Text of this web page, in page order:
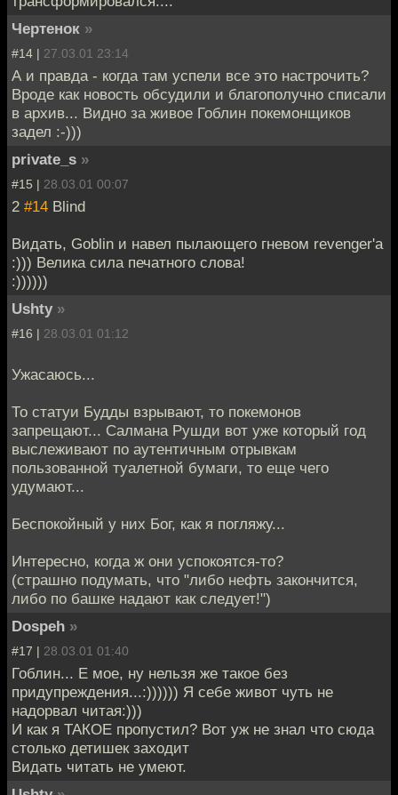
Чертенок »
#14 | 27.03.01 23:14
А и правда - когда там успели все это настрочить?
Вроде как новость обсудили и благополучно списали
в архив... Видно за живое Гоблин покемонщиков
задел :-)))
private_s »
#15 | 28.03.01 00:07
2 #14 Blind
Видать, Goblin и навел пылающего гневом revenger'а
:))) Велика сила печатного слова!
:))))))
Ushty »
#16 | 28.03.01 01:12
Ужасаюсь...
То статуи Будды взрывают, то покемонов
запрещают... Салмана Рушди вот уже который год
выслеживают по аутентичным отрывкам
пользованной туалетной бумаги, то еще чего
удумают...
Беспокойный у них Бог, как я погляжу...
Интересно, когда ж они успокоятся-то?
(страшно подумать, что "либо нефть закончится,
либо по башке надают как следует!")
Dospeh »
#17 | 28.03.01 01:40
Гоблин... Е мое, ну нельзя же такое без
придупреждения...:)))))) Я себе живот чуть не
надорвал читая:)))
И как я ТАКОЕ пропустил? Вот уж не знал что сюда
столько детишек заходит
Видать читать не умеют.